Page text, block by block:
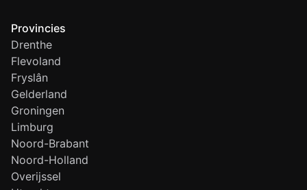
Provincies
Drenthe
Flevoland
Fryslân
Gelderland
Groningen
Limburg
Noord-Brabant
Noord-Holland
Overijssel